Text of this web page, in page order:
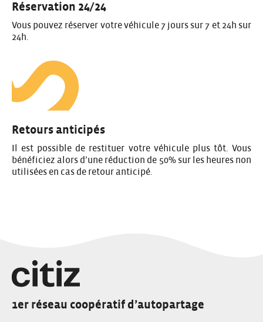
Réservation 24/24
Vous pouvez réserver votre véhicule 7 jours sur 7 et 24h sur
24h.
Retours anticipés
Il est possible de restituer votre véhicule plus tôt. Vous
bénéficiez alors d’une réduction de 50% sur les heures non
utilisées en cas de retour anticipé.
1er réseau coopératif d’autopartage